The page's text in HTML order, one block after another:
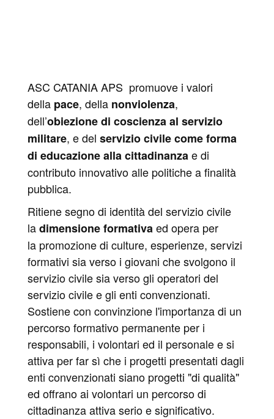
ASC CATANIA APS promuove i valori
della pace, della nonviolenza,
dell’obiezione di coscienza al servizio
militare, e del servizio civile come forma
di educazione alla cittadinanza e di
contributo innovativo alle politiche a finalità
pubblica.
Ritiene segno di identità del servizio civile
ladimensione formativa ed opera per
la promozione di culture, esperienze, servizi
formativi sia verso i giovani che svolgono il
servizio civile sia verso gli operatori del
servizio civile e gli enti convenzionati.
Sostiene con convinzione l'importanza di un
percorso formativo permanente per i
responsabili, i volontari ed il personale e si
attiva per far sì che i progetti presentati dagli
enti convenzionati siano progetti "di qualità"
ed offrano ai volontari un percorso di
cittadinanza attiva serio e significativo.